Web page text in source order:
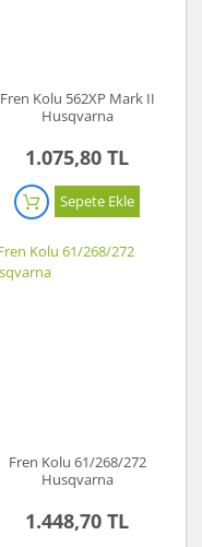
Fren Kolu 562XP Mark II
Husqvarna
1.075,80 TL
Sepete Ekle
Fren Kolu 61/268/272
Husqvarna
1.448,70 TL